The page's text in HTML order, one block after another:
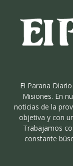
El Parana
Misiones. En
noticias de la
objetiva y con
Trabajamos
constante